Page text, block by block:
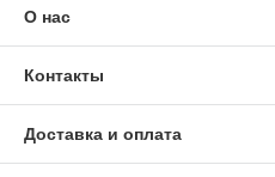
О нас
Контакты
Доставка и оплата